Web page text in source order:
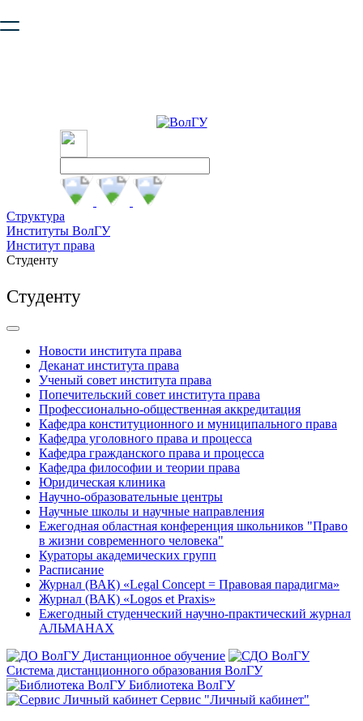
безопасную работу с сайтом. Пожалуйста
Структура
Институты ВолГУ
Институт права
Студенту
Студенту
Новости института права
Деканат института права
Ученый совет института права
Попечительский совет института права
Профессионально-общественная аккредитация
Кафедра конституционного и муниципального права
Кафедра уголовного права и процесса
Кафедра гражданского права и процесса
Кафедра философии и теории права
Юридическая клиника
Научно-образовательные центры
Научные школы и научные направления
Ежегодная областная конференция школьников "Право
в жизни современного человека"
Кураторы академических групп
Расписание
Журнал (ВАК) «Legal Concept = Правовая парадигма»
Журнал (ВАК) «Logos et Praxis»
Ежегодный студенческий научно-практический журнал
АЛЬМАНАХ
Дистанционное обучение
Система дистанционного образования ВолГУ
Библиотека ВолГУ
Сервис "Личный кабинет"